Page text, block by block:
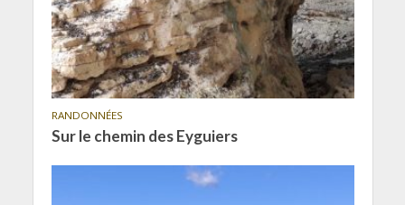
RANDONNÉES
Sur le chemin des Eyguiers